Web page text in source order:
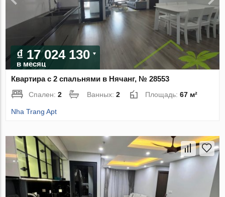
₫ 17 024 130
в месяц
Квартира с 2 спальнями в Нячанг, № 28553
Спален:2 Ванных:2 Площадь:67 м²
Nha Trang Apt